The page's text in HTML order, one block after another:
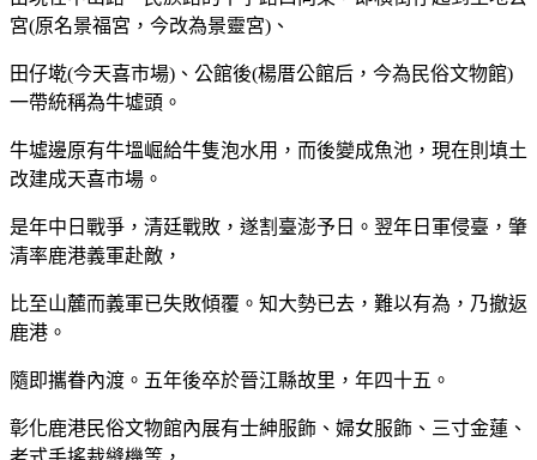
宮(原名景福宮，今改為景靈宮)、
田仔墘(今天喜市場)、公館後(楊厝公館后，今為民俗文物館)
一帶統稱為牛墟頭。
牛墟邊原有牛塭崛給牛隻泡水用，而後變成魚池，現在則填土
改建成天喜市場。
是年中日戰爭，清廷戰敗，遂割臺澎予日。翌年日軍侵臺，肇
清率鹿港義軍赴敵，
比至山麓而義軍已失敗傾覆。知大勢已去，難以有為，乃撤返
鹿港。
隨即攜眷內渡。五年後卒於晉江縣故里，年四十五。
彰化鹿港民俗文物館內展有士紳服飾、婦女服飾、三寸金蓮、